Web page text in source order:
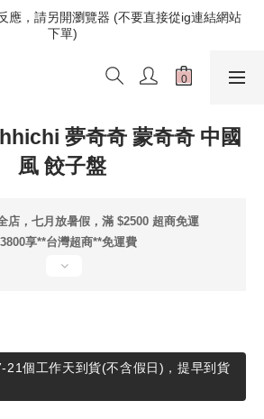
應，請另開瀏覽器 (不要直接從ig連結網站
下單)
應，請另開瀏覽器 (不要直接從ig連結網站
下單)
ᴥ •⍝ა 新品請追蹤官方INSTAGRAM
下單)
夢奇奇 蒙奇奇 中國
風 餃子盤
店，七月放暑假，滿 $2500 超商免運
享**台灣超商**免運費
21個工作天到貨(不含假日)，提早到貨